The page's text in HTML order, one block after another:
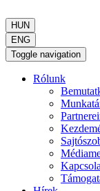
HUN
ENG
Toggle navigation
Rólunk